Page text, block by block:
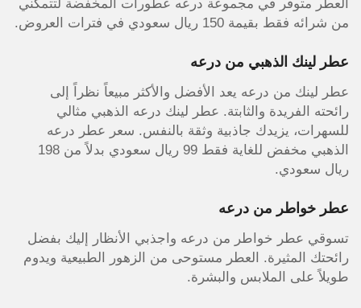
العطر متوفر في مجموعة درعه عطورات المخفضة لتتمكني
من شرائه فقط بقيمة 150 ريال سعودي في فترات العروض.
عطر لينك الذهبي من درعه
عطر لينك من درعه يعد الأفضل والأكثر مبيعاً نظراً إلى
رائحته الفريدة والثابتة. عطر لينك درعه الذهبي مثالي
للسهرات، يزيدك جاذبية وثقة بالنفس. سعر عطر درعه
الذهبي مخفض للغاية فقط 99 ريال سعودي بدلاً من 198
ريال سعودي.
عطر خواطر من درعه
تسوقي عطر خواطر من درعه واجذبي الأنظار إليك بفضل
رائحتك المثيرة. العطر مستوحى من الزهور الطبيعية ويدوم
طويلاً على الملابس والبشرة.